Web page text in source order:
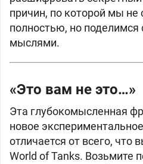
причин, по которой мы
полностью, но
мыслями.
«Это вам не это…»
Эта глубокомысленная
новое
отличается от всего, что
World of Tanks. Возьмите